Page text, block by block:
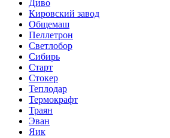
Диво
Кировский завод
Общемаш
Пеллетрон
Светлобор
Сибирь
Старт
Стокер
Теплодар
Термокрафт
Траян
Эван
Яик